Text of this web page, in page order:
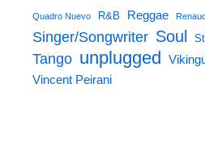
Quadro Nuevo R&B Reggae
Singer/Songwriter Soul
Tango unplugged
Vincent Peirani